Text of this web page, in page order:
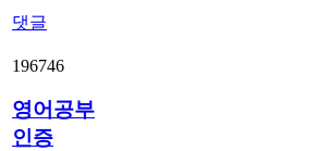
댓글
196746
영어공부
인증